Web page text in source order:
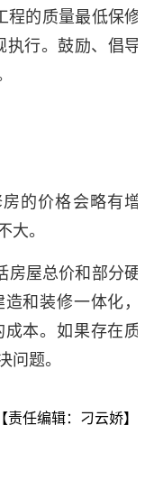
程的质量最低保修
行。鼓励、倡导
的价格会略有增
大。
房屋总价和部分硬
和装修一体化，
本。如果存在质
问题。
【责任编辑：刁云娇】